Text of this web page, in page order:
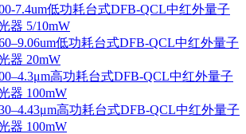
7.4um低功耗台式DFB-QCL中红外量子
器 5/10mW
低功耗台式DFB-QCL中红外量子
器 20mW
高功耗台式DFB-QCL中红外量子
器 100mW
高功耗台式DFB-QCL中红外量子
器 100mW